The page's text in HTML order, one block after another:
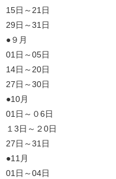
15日～21日
29日～31日
●９月
01日～05日
14日～20日
27日～30日
●10月
01日～０6日
１3日～２0日
27日～31日
●11月
01日～04日